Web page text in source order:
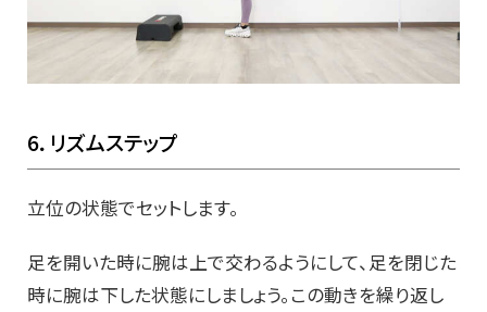
6．リズムステップ
立位の状態でセットします。
足を開いた時に腕は上で交わるようにして、足を閉じた
時に腕は下した状態にしましょう。この動きを繰り返し